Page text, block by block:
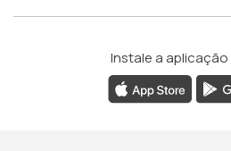
Instale a aplicação